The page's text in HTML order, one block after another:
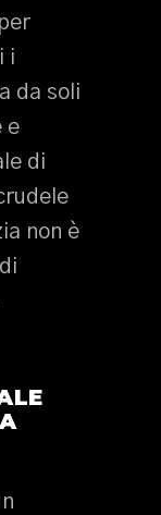
i
da soli
e
di
non è